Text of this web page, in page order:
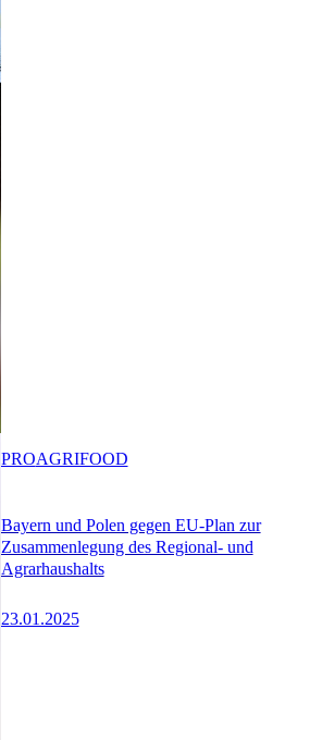
Bayern und Polen gegen EU-Plan zur
Zusammenlegung des Regional- und
Agrarhaushalts
23.01.2025
PROAGRIFOOD